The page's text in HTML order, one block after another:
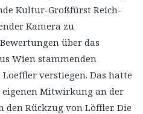
Kultur-Großfürst Reich-
Kamera zu
über das
Wien stammenden
verstiegen. Das hatte
eigenen Mitwirkung an der
den Rückzug von Löffler. Die